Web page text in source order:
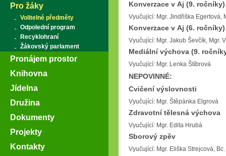
Konverzace v Aj (9. ročníky)
Vyučující: Mgr. Jindřiška Egertová,
Konverzace v Aj (6. ročníky)
Vyučující: Mgr. Jakub Ševčík, Mgr.
Mediální výchova (9.
Vyučující: Mgr. Lenka Štíbrová
NEPOVINNÉ:
Cvičení výslovnosti
Vyučující: Mgr. Štěpánka Elgrová
Zdravotní tělesná výchova
Vyučující: Mgr. Edita Hrubá
Sborový zpěv
Vyučující: Mgr. Eliška Strejcová,
Pro žáky
Volitelné předměty
Odpolední program
Recyklohraní
Žákovský parlament
Pronájem prostor
Knihovna
Jídelna
Družina
Dokumenty
Projekty
Kontakty